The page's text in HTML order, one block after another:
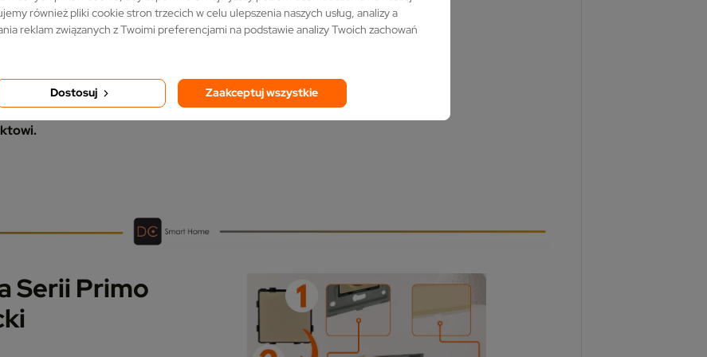
temu, nawet w
włącznik, co znacząco
nie tylko ułatwia ich
nowoczesny,
Serii Primo
również pliki cookie stron trzecich w celu ulepszenia naszych usług, analizy a
reklam związanych z Twoimi preferencjami na podstawie analizy Twoich zachowań
Dostosuj Zaakceptuj wszystkie